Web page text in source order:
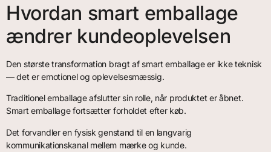
Hvordan smart emballage
ændrer kundeoplevelsen
Den største transformation bragt af smart emballage er ikke teknisk
— det er emotionel og oplevelsesmæssig.
Traditionel emballage afslutter sin rolle, når produktet er åbnet.
Smart emballage fortsætter forholdet efter køb.
Det forvandler en fysisk genstand til en langvarig
kommunikationskanal mellem mærke og kunde.